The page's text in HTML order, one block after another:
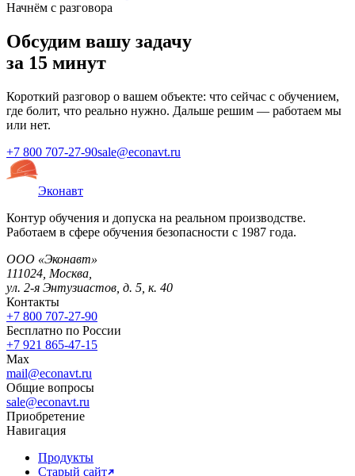
Начнём с разговора
Обсудим вашу задачу
за 15 минут
Короткий разговор о вашем объекте: что сейчас с обучением,
где болит, что реально нужно. Дальше решим — работаем мы
или нет.
+7 800 707-27-90sale@econavt.ru
Эконавт
Контур обучения и допуска на реальном производстве.
Работаем в сфере обучения безопасности с 1987 года.
ООО «Эконавт»
111024 Москва
ул. 2-я Энтузиастов, д. 5, к. 40
Контакты
+7 800 707-27-90
Бесплатно по России
+7 921 865-47-15
Max
mail@econavt.ru
Общие вопросы
sale@econavt.ru
Приобретение
Навигация
Продукты
Старый сайт